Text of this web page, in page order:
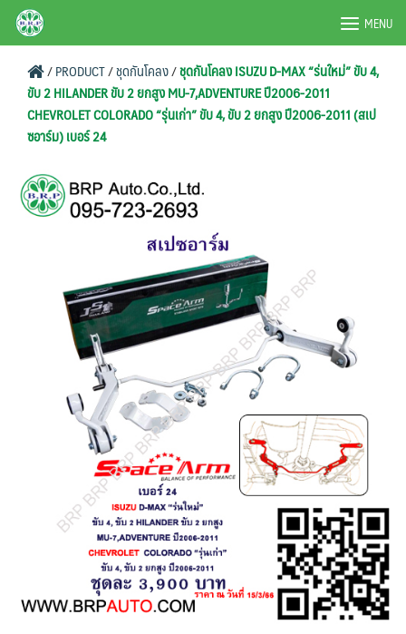
SkipBRPAUTO.COM MENU
/PRODUCT/ชุดกันโคลง/ชุดกันโคลง ISUZU D-MAX “ร่นใหม่” ขับ 4,
ขับ 2 HILANDER ขับ 2 ยกสูง MU-7,ADVENTURE ปี2006-2011
CHEVROLET COLORADO “รุ่นเก่า” ขับ 4, ขับ 2 ยกสูง ปี2006-2011 (สเป
ซอาร์ม) เบอร์ 24